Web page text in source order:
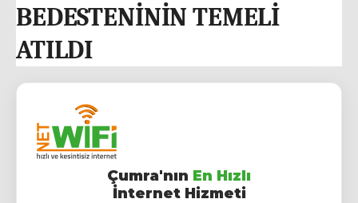
BEDESTENİNİN TEMELİ
ATILDI
Çumra'nın En Hızlı
İnternet Hizmeti